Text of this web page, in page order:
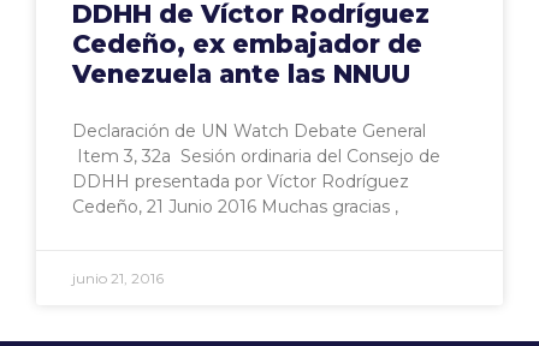
DDHH de Víctor Rodríguez
Cedeño, ex embajador de
Venezuela ante las NNUU
Declaración de UN Watch Debate General
Item 3, 32a Sesión ordinaria del Consejo de
DDHH presentada por Víctor Rodríguez
Cedeño, 21 Junio 2016 Muchas gracias ,
junio 21, 2016